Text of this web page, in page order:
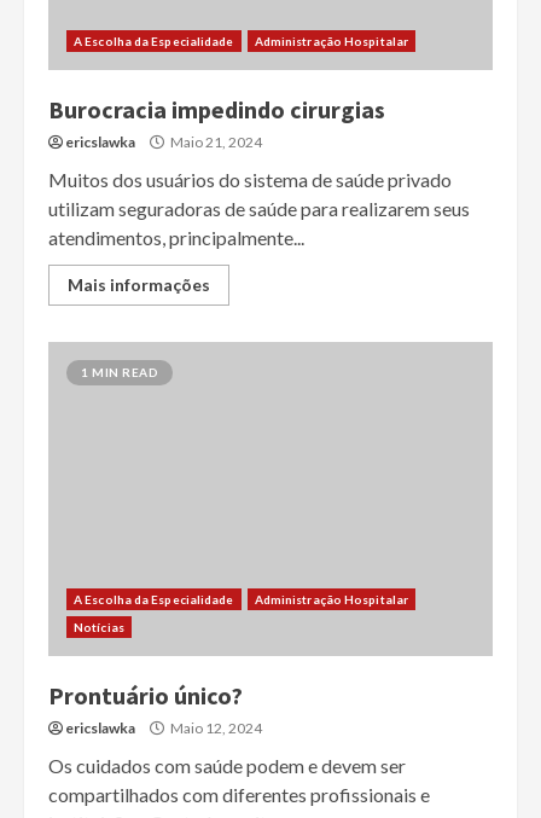
A Escolha da Especialidade Administração Hospitalar
Burocracia impedindo cirurgias
ericslawka Maio 21, 2024
Muitos dos usuários do sistema de saúde privado
utilizam seguradoras de saúde para realizarem seus
atendimentos, principalmente...
Mais informações
1 MIN READ
A Escolha da Especialidade
Administração Hospitalar
Notícias
Prontuário único?
ericslawka Maio 12, 2024
Os cuidados com saúde podem e devem ser
compartilhados com diferentes profissionais e